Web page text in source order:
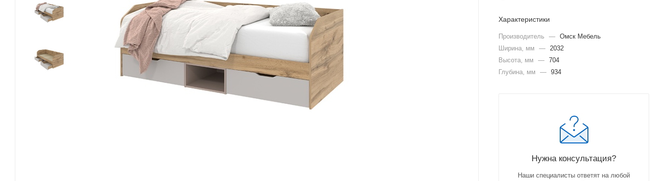
Характеристики
Производитель — Омск Мебель
Ширина, мм
— 2032
Высота, мм
— 704
Глубина, мм
— 934
Нужна консультация?
Наши специалисты ответят на любой